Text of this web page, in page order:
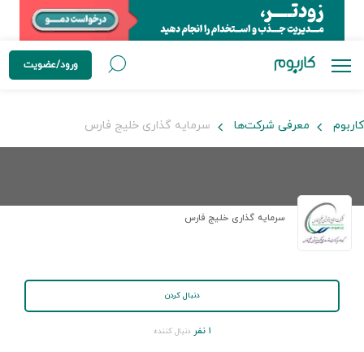
ورود/عضویت
کاربوم معرفی شرکت‌ها سرمایه گذاری خلیج فارس
سرمایه گذاری خلیج فارس
دنبال کردن
۱ نفر دنبال کننده